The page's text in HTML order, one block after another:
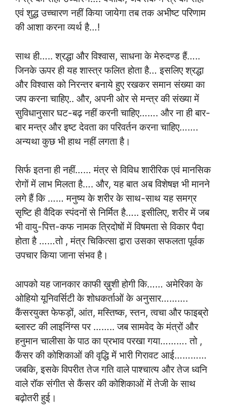
एवं शुद्ध उच्चारण नहीं किया जायेगा तब तक अभीष्ट परिणाम
की आशा करना व्यर्थ है…!
साथ ही….. श्रद्धा और विश्वास, साधना के मेरुदण्ड हैं…..
जिनके ऊपर ही यह शास्त्र फलित होता है… इसलिए श्रद्धा
और विश्वास को निरन्तर बनाये हुए रखकर समान संख्या का
जप करना चाहिए.. और, अपनी ओर से मन्त्र की संख्या में
सुविधानुसार घट-बढ़ नहीं करनी चाहिए……. और ना ही बार-
बार मन्त्र और इष्ट देवता का परिवर्तन करना चाहिए…….
अन्यथा कुछ भी हाथ नहीं लगता है।
सिर्फ इतना ही नहीं…… मंत्र से विविध शारीरिक एवं मानसिक
रोगों में लाभ मिलता है…. और, यह बात अब विशेषज्ञ भी मानने
लगे हैं कि …… मनुष्य के शरीर के साथ-साथ यह समग्र
सृष्टि ही वैदिक स्पंदनों से निर्मित है….. इसीलिए, शरीर में जब
भी वायु-पित्त-कफ नामक त्रिदोषों में विषमता से विकार पैदा
होता है ……तो , मंत्र चिकित्सा द्वारा उसका सफलता पूर्वक
उपचार किया जाना संभव है।
आपको यह जानकार काफी ख़ुशी होगी कि…… अमेरिका के
ओहियो यूनिवर्सिटी के शोधकर्ताओं के अनुसार……….
कैंसरयुक्त फेफड़ों, आंत, मस्तिष्क, स्तन, त्वचा और फाइब्रो
ब्लास्ट की लाइनिंग्स पर …….. जब सामवेद के मंत्रों और
हनुमान चालीसा के पाठ का प्रभाव परखा गया………. तो ,
कैंसर की कोशिकाओं की वृद्धि में भारी गिरावट आई…………
जबकि, इसके विपरीत तेज गति वाले पाश्चात्य और तेज ध्वनि
वाले रॉक संगीत से कैंसर की कोशिकाओं में तेजी के साथ
बढ़ोतरी हुई।